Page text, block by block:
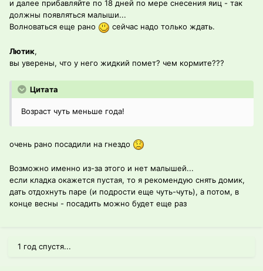
и далее прибавляйте по 18 дней по мере снесения яиц - так
должны появляться малыши...
Волноваться еще рано
сейчас надо только ждать.
Лютик,
вы уверены, что у него жидкий помет? чем кормите???
Цитата
Возраст чуть меньше года!
очень рано посадили на гнездо
Возможно именно из-за этого и нет малышей...
если кладка окажется пустая, то я рекомендую снять домик,
дать отдохнуть паре (и подрости еще чуть-чуть), а потом, в
конце весны - посадить можно будет еще раз
1 год спустя...